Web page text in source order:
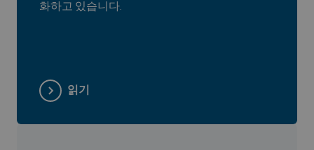
화하고 있습니다.
읽기